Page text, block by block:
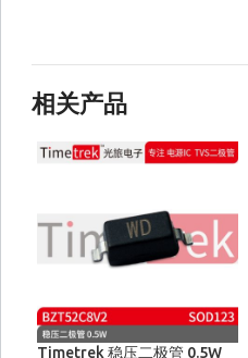
相关产品
Timetrek 稳压二极管 0.5W